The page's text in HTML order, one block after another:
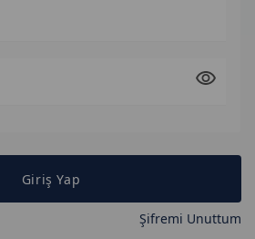
Giriş Yap
Şifremi Unuttum